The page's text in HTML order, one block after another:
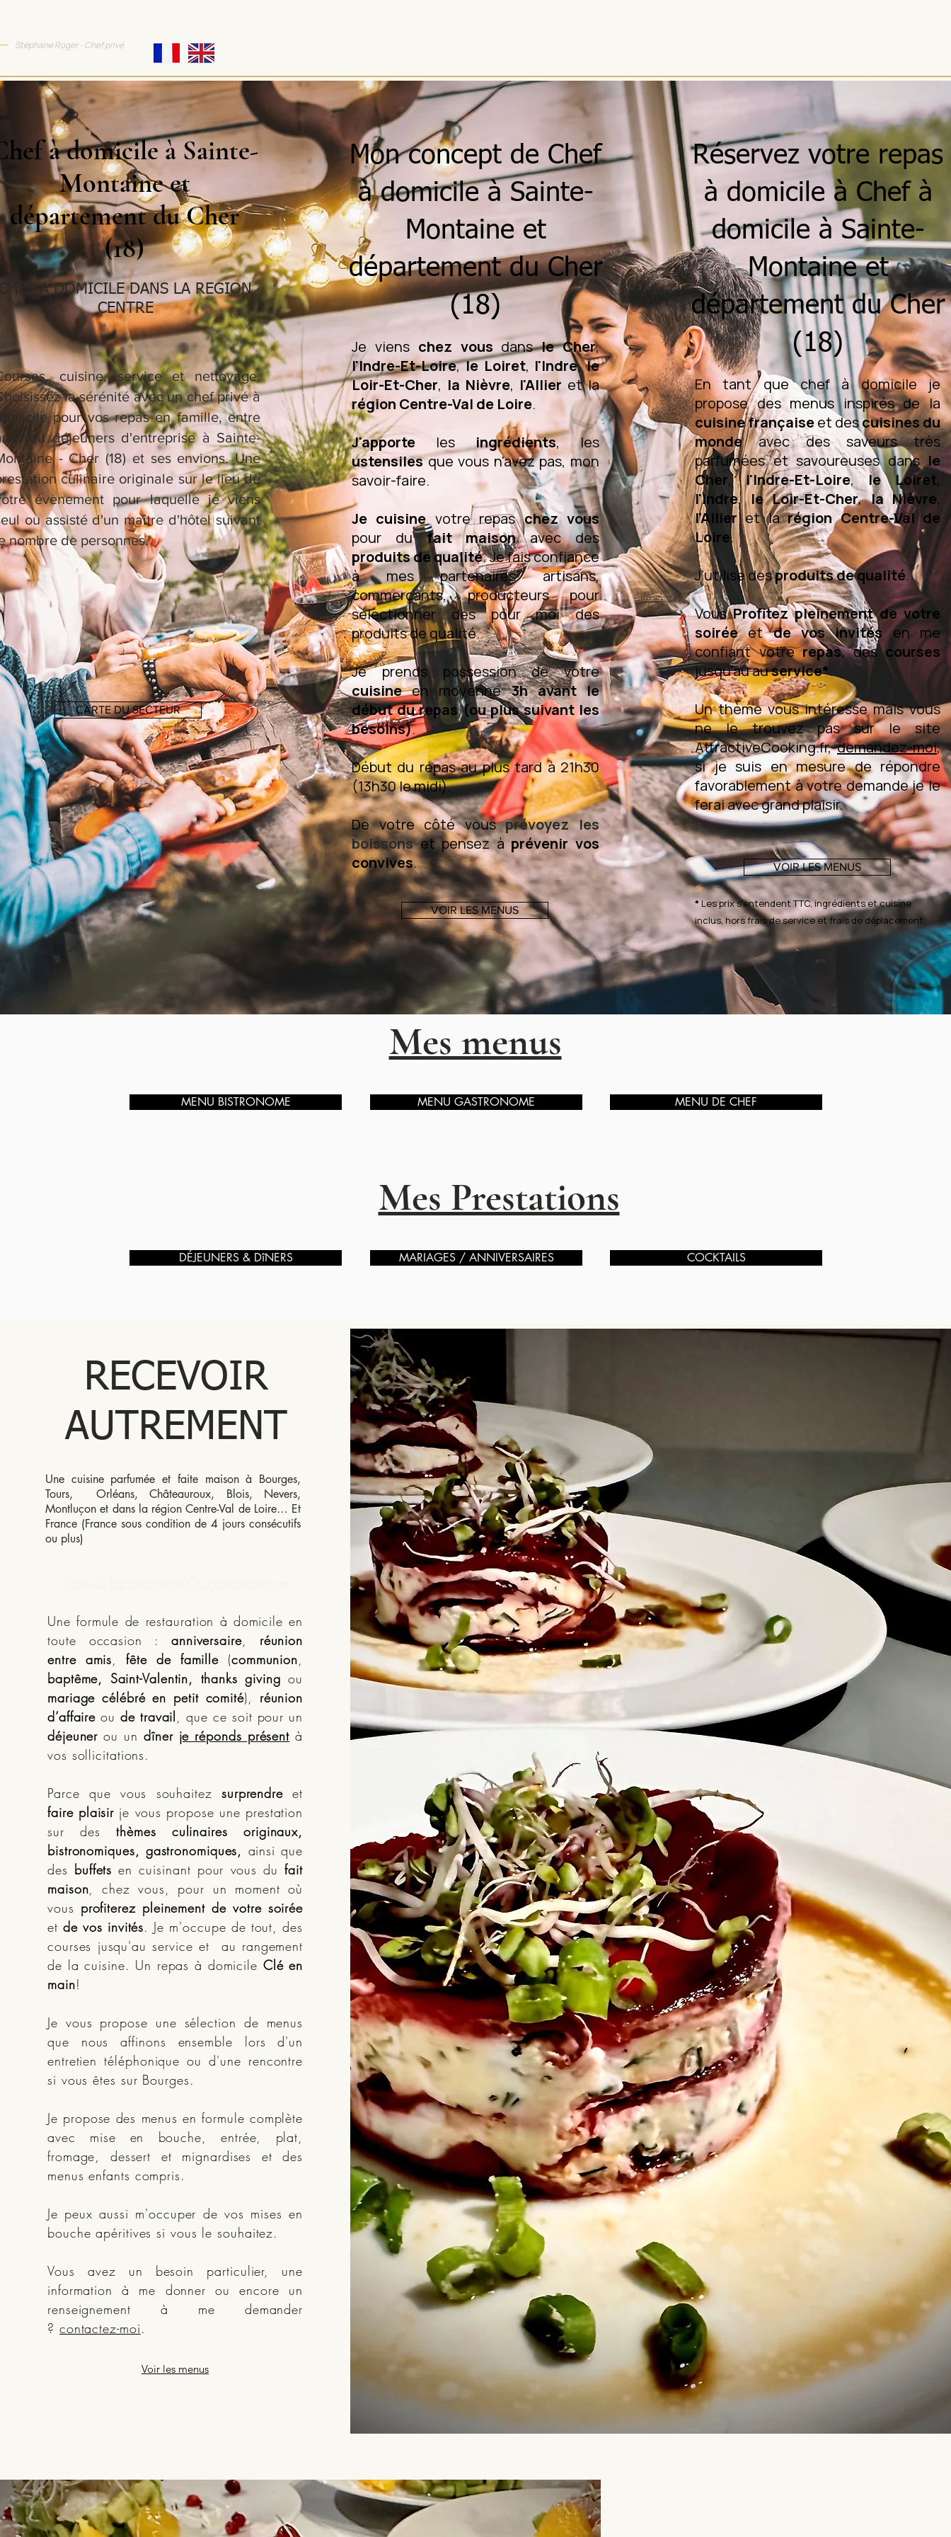
Stéphane Roger - Chef privé
à domicile à Sainte-
Montaine et
département du Cher
(18)
A DOMICILE DANS LA REGION
CENTRE
cuisine, service et nettoyage.
la sérénité avec un chef privé à
pour vos repas en famille, entre
ou déjeuners d'entreprise à Sainte-
- Cher (18) et ses envions. Une
culinaire originale sur le lieu de
évènement pour laquelle je viens
ou assisté d'un maître d'hôtel suivant
nombre de personnes.
CARTE DU SECTEUR
Mon concept de Chef
à domicile à Sainte-
Montaine et
département du Cher
(18)
Je viens chez vous dansle Cher,
l'Indre-Et-Loire,le Loiret, l'Indre,le
Loir-Et-Cher, la Nièvre, l'Allier et la
région Centre-Val de Loire.
J'apporte lesingrédients, les
ustensilesque vous n'avez pas, mon
savoir-faire.
Je cuisinevotre repaschez vous
pour dufait maisonavec des
produits de qualité. Je fais confiance
à mes partenaires artisans,
commerçants, producteurs pour
sélectionner des pour moi des
produits de qualité.
Je prends possession de votre
cuisineen moyenne3h avant le
début du repas (ou plus suivant les
besoins).
Début du repas au plus tard à 21h30
(13h30 le midi).
De votre côté vousprévoyez les
boissonset pensez àprévenir vos
convives.
VOIR LES MENUS
Réservez votre repas
à domicile à Chef à
domicile à Sainte-
Montaine et
département du Cher
(18)
En tant que chef à domicile je
propose des menus inspirés de la
cuisine françaiseet descuisines du
mondeavec des saveurs très
parfumées et savoureuses dans le
Cher,l'Indre-Et-Loire, le Loiret,
l'Indre,le Loir-Et-Cher,la Nièvre,
l'Allieret larégion Centre-Val de
Loire.
J'utilise desproduits de qualité.
VousProfitez pleinement de votre
soiréeetde vos invitésen me
confiant votrerepas, descourses
jusqu'au auservice*.
Un thème vous intéresse mais vous
ne le trouvez pas sur le site
AttractiveCooking.fr,demandez-moi,
si je suis en mesure de répondre
favorablement à votre demande je le
ferai avec grand plaisir.
VOIR LES MENUS
*Les prix s'entendent TTC, ingrédients et cuisine
inclus, hors frais de service et frais de déplacement.
Mes menus
MENU BISTRONOME MENU GASTRONOME MENU DE CHEF
Mes Prestations
DÉJEUNERS & DîNERS MARIAGES / ANNIVERSAIRES COCKTAILS
RECEVOIR
AUTREMENT
Une cuisine parfumée et faite maison à Bourges,
Tours, Orléans, Châteauroux, Blois, Nevers,
Montluçon et dans la région Centre-Val de Loire… Et
France (France sous condition de 4 jours consécutifs
ou plus)
Une formule de restauration à domicile en
toute occasion : anniversaire, réunion
entre amis,fête de famille (communion,
baptême, Saint-Valentin, thanks givingou
mariage célébré en petit comité), réunion
d’affaireou de travail, que ce soit pour un
déjeunerou undîner je réponds présent à
vos sollicitations.
Parce que vous souhaitez surprendreet
faire plaisir je vous propose une prestation
sur desthèmes culinaires originaux,
bistronomiques, gastronomiques, ainsi que
des buffetsen cuisinant pour vous dufait
maison, chez vous, pour un moment où
vous profiterez pleinement de votre soirée
etde vos invités. Je m'occupe de tout, des
courses jusqu'au service et au rangement
de la cuisine. Un repas à domicile Clé en
main!
Je vous propose une sélection de menus
que nous affinons ensemble lors d'un
entretien téléphonique ou d'une rencontre
si vous êtes sur Bourges.
Je propose des menus en formule complète
avec mise en bouche, entrée, plat,
fromage, dessert et mignardises et des
menus enfants compris.
Je peux aussi m'occuper de vos mises en
bouche apéritives si vous le souhaitez.
Vous avez un besoin particulier, une
information à me donner ou encore un
renseignement à me demander
? contactez-moi.
Voir les menus